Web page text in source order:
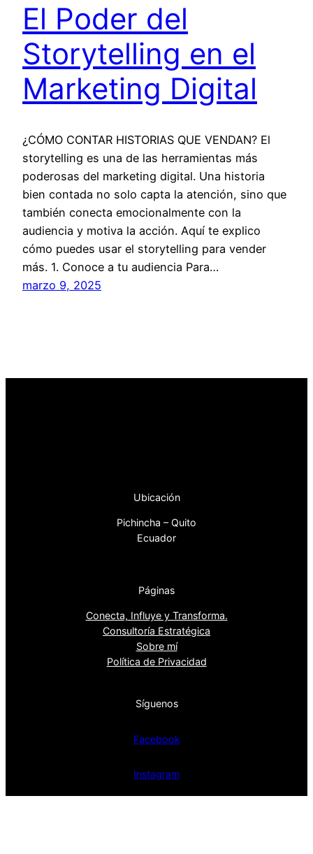
El Poder del
Storytelling en el
Marketing Digital
¿CÓMO CONTAR HISTORIAS QUE VENDAN? El
storytelling es una de las herramientas más
poderosas del marketing digital. Una historia
bien contada no solo capta la atención, sino que
también conecta emocionalmente con la
audiencia y motiva la acción. Aquí te explico
cómo puedes usar el storytelling para vender
más. 1. Conoce a tu audiencia Para…
marzo 9, 2025
Ubicación
Pichincha – Quito
Ecuador
Páginas
Conecta, Influye y Transforma.
Consultoría Estratégica
Sobre mí
Política de Privacidad
Síguenos
Facebook
Instagram